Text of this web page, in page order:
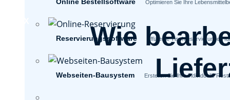
Optimieren Sie Ihre
Reservierungssoftware Effiziente Tischreservierungen
Webseiten-Bausystem Erstellen Sie Ihre individuelle
Wie